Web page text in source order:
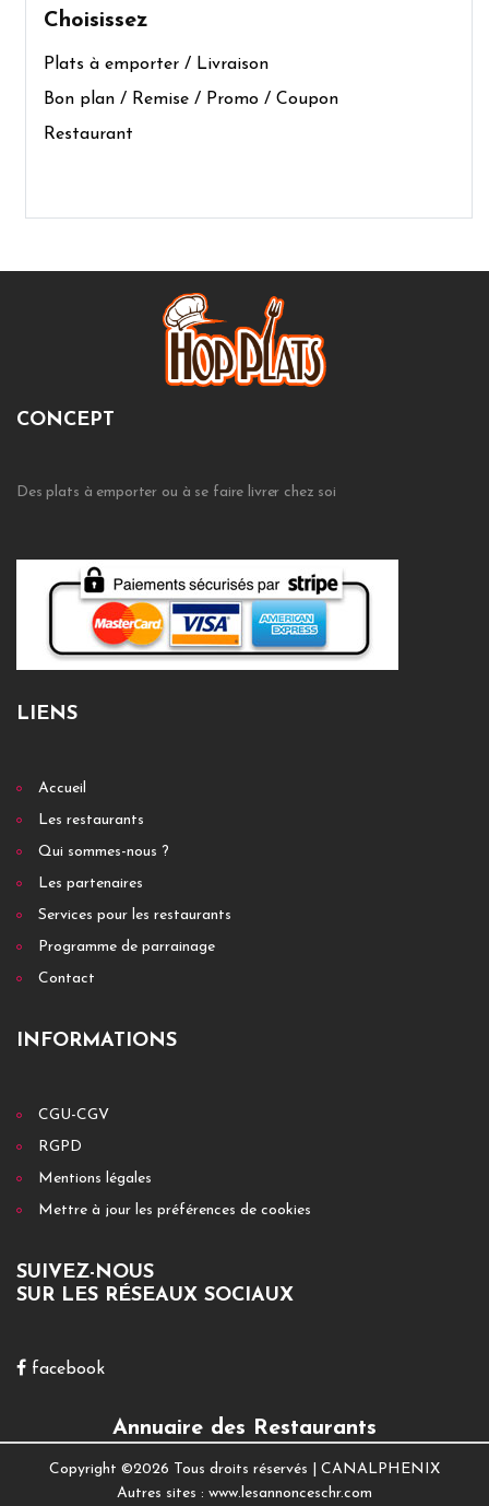
Choisissez
Plats à emporter / Livraison
Bon plan / Remise / Promo / Coupon
Restaurant
CONCEPT
Des plats à emporter ou à se faire livrer chez soi
LIENS
Accueil
Les restaurants
Qui sommes-nous ?
Les partenaires
Services pour les restaurants
Programme de parrainage
Contact
INFORMATIONS
CGU-CGV
RGPD
Mentions légales
Mettre à jour les préférences de cookies
SUIVEZ-NOUS
SUR LES RÉSEAUX SOCIAUX
facebook
Annuaire des Restaurants
Copyright ©2026 Tous droits réservés | CANALPHENIX
Autres sites : www.lesannonceschr.com